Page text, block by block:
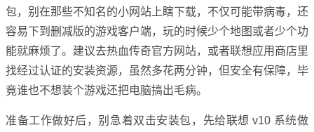
包，别在那些不知名的小网站上瞎下载，不仅可能带病毒，还
容易下到删减版的游戏客户端，玩的时候少个地图或者少个功
能就麻烦了。建议去热血传奇官方网站，或者联想应用商店里
找经过认证的安装资源，虽然多花两分钟，但安全有保障，毕
竟谁也不想装个游戏还把电脑搞出毛病。
准备工作做好后，别急着双击安装包，先给联想 v10 系统做